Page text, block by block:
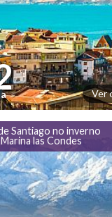
Ver
Santiago no inverno
las Condes